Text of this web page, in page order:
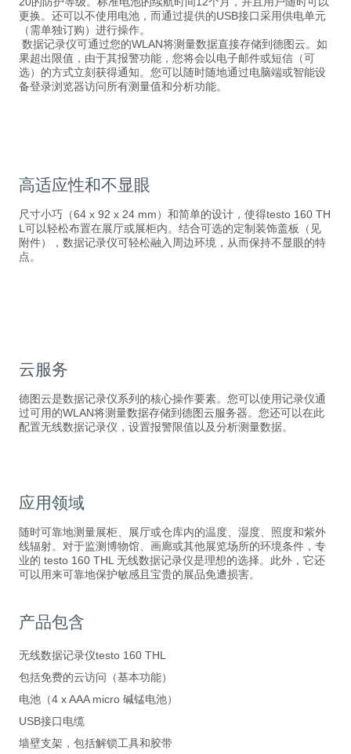
更换。还可以不使用电池，而通过提供的USB接口采用供电单元
（需单独订购）进行操作。
数据记录仪可通过您的WLAN将测量数据直接存储到德图云。如
果超出限值，由于其报警功能，您将会以电子邮件或短信（可
选）的方式立刻获得通知。您可以随时随地通过电脑端或智能设
备登录浏览器访问所有测量值和分析功能。
高适应性和不显眼
尺寸小巧（64 x 92 x 24 mm）和简单的设计，使得testo 160 TH
L可以轻松布置在展厅或展柜内。结合可选的定制装饰盖板（见
附件），数据记录仪可轻松融入周边环境，从而保持不显眼的特
点。
云服务
德图云是数据记录仪系列的核心操作要素。您可以使用记录仪通
过可用的WLAN将测量数据存储到德图云服务器。您还可以在此
配置无线数据记录仪，设置报警限值以及分析测量数据。
应用领域
随时可靠地测量展柜、展厅或仓库内的温度、湿度、照度和紫外
线辐射。对于监测博物馆、画廊或其他展览场所的环境条件，专
业的 testo 160 THL 无线数据记录仪是理想的选择。此外，它还
可以用来可靠地保护敏感且宝贵的展品免遭损害。
产品包含
无线数据记录仪testo 160 THL
包括免费的云访问（基本功能）
电池（4 x AAA micro 碱锰电池）
USB接口电缆
墙壁支架，包括解锁工具和胶带